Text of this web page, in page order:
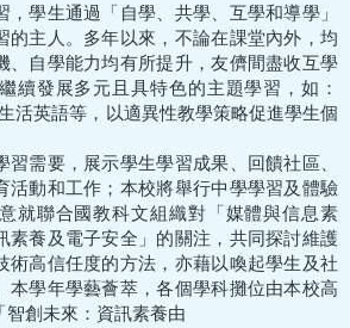
學生通過「自學、共學、互學和導學」
的主人。多年以來，不論在課堂內外，均
、自學能力均有所提升，友儕間盡收互學
續發展多元且具特色的主題學習，如：
活英語等，以適異性教學策略促進學生個
需要，展示學生學習成果、回饋社區、
活動和工作；本校將舉行中學學習及體驗
就聯合國教科文組織對「媒體與信息素
素養及電子安全」的關注，共同探討維護
術高信任度的方法，亦藉以喚起學生及社
本學年學藝薈萃，各個學科攤位由本校高
創未來：資訊素養由